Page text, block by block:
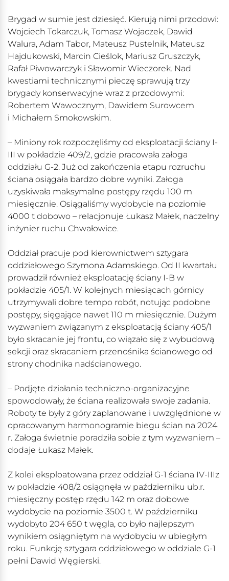
Brygad w sumie jest dziesięć. Kierują nimi przodowi:
Wojciech Tokarczuk, Tomasz Wojaczek, Dawid
Walura, Adam Tabor, Mateusz Pustelnik, Mateusz
Hajdukowski, Marcin Cieślok, Mariusz Gruszczyk,
Rafał Piwowarczyk i Sławomir Wieczorek. Nad
kwestiami technicznymi pieczę sprawują trzy
brygady konserwacyjne wraz z przodowymi:
Robertem Wawocznym, Dawidem Surowcem
i Michałem Smokowskim.
– Miniony rok rozpoczęliśmy od eksploatacji ściany I-
III w pokładzie 409/2, gdzie pracowała załoga
oddziału G-2. Już od zakończenia etapu rozruchu
ściana osiągała bardzo dobre wyniki. Załoga
uzyskiwała maksymalne postępy rzędu 100 m
miesięcznie. Osiągaliśmy wydobycie na poziomie
4000 t dobowo – relacjonuje Łukasz Małek, naczelny
inżynier ruchu Chwałowice.
Oddział pracuje pod kierownictwem sztygara
oddziałowego Szymona Adamskiego. Od II kwartału
prowadził również eksploatację ściany I-B w
pokładzie 405/1. W kolejnych miesiącach górnicy
utrzymywali dobre tempo robót, notując podobne
postępy, sięgające nawet 110 m miesięcznie. Dużym
wyzwaniem związanym z eksploatacją ściany 405/1
było skracanie jej frontu, co wiązało się z wybudową
sekcji oraz skracaniem przenośnika ścianowego od
strony chodnika nadścianowego.
– Podjęte działania techniczno-organizacyjne
spowodowały, że ściana realizowała swoje zadania.
Roboty te były z góry zaplanowane i uwzględnione w
opracowanym harmonogramie biegu ścian na 2024
r. Załoga świetnie poradziła sobie z tym wyzwaniem –
dodaje Łukasz Małek.
Z kolei eksploatowana przez oddział G-1 ściana IV-IIIz
w pokładzie 408/2 osiągnęła w październiku ub.r.
miesięczny postęp rzędu 142 m oraz dobowe
wydobycie na poziomie 3500 t. W październiku
wydobyto 204 650 t węgla, co było najlepszym
wynikiem osiągniętym na wydobyciu w ubiegłym
roku. Funkcję sztygara oddziałowego w oddziale G-1
pełni Dawid Węgierski.